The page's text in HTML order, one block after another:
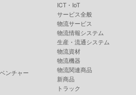
ンチャー
ICT・IoT
サービス全般
物流サービス
物流情報システム
生産・流通システム
物流資材
物流機器
物流関連商品
新商品
トラック